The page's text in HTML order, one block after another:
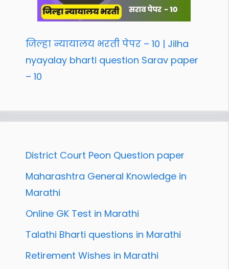
जिल्हा न्यायालय भरती पेपर – 10 | Jilha
nyayalay bharti question Sarav paper
– 10
District Court Peon Question paper
Maharashtra General Knowledge in
Marathi
Online GK Test in Marathi
Talathi Bharti questions in Marathi
Retirement Wishes in Marathi